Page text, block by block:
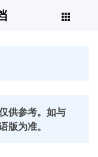
供参考。如与
版为准。